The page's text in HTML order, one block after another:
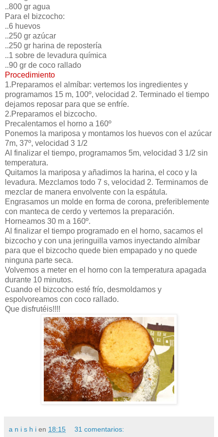
..800 gr agua
Para el bizcocho:
..6 huevos
..250 gr azúcar
..250 gr harina de repostería
..1 sobre de levadura química
..90 gr de coco rallado
Procedimiento
1.Preparamos el almíbar: vertemos los ingredientes y
programamos 15 m, 100º, velocidad 2. Terminado el tiempo
dejamos reposar para que se enfríe.
2.Preparamos el bizcocho.
Precalentamos el horno a 160º
Ponemos la mariposa y montamos los huevos con el azúcar
7m, 37º, velocidad 3 1/2
Al finalizar el tiempo, programamos 5m, velocidad 3 1/2 sin
temperatura.
Quitamos la mariposa y añadimos la harina, el coco y la
levadura. Mezclamos todo 7 s, velocidad 2. Terminamos de
mezclar de manera envolvente con la espátula.
Engrasamos un molde en forma de corona, preferiblemente
con manteca de cerdo y vertemos la preparación.
Horneamos 30 m a 160º.
Al finalizar el tiempo programado en el horno, sacamos el
bizcocho y con una jeringuilla vamos inyectando almíbar
para que el bizcocho quede bien empapado y no quede
ninguna parte seca.
Volvemos a meter en el horno con la temperatura apagada
durante 10 minutos.
Cuando el bizcocho esté frío, desmoldamos y
espolvoreamos con coco rallado.
Que disfrutéis!!!!
a n i s h i en 18:15 31 comentarios: